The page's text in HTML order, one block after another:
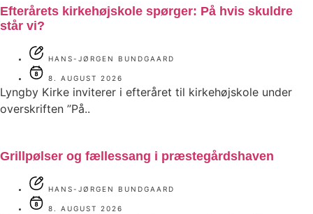
Efterårets kirkehøjskole spørger: På hvis skuldre
står vi?
HANS-JØRGEN BUNDGAARD
8. AUGUST 2026
Lyngby Kirke inviterer i efteråret til kirkehøjskole under
overskriften ”På..
Grillpølser og fællessang i præstegårdshaven
HANS-JØRGEN BUNDGAARD
8. AUGUST 2026